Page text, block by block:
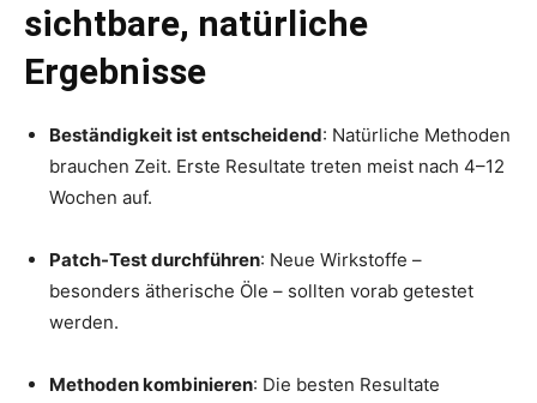
sichtbare, natürliche
Ergebnisse
Beständigkeit ist entscheidend: Natürliche Methoden
brauchen Zeit. Erste Resultate treten meist nach 4–12
Wochen auf.
Patch-Test durchführen: Neue Wirkstoffe –
besonders ätherische Öle – sollten vorab getestet
werden.
Methoden kombinieren: Die besten Resultate